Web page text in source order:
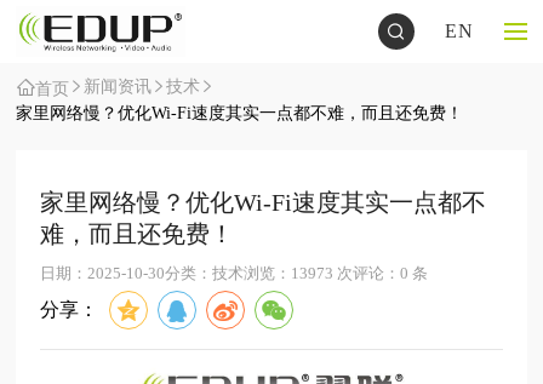
EN
首页 新闻资讯
技术
家里网络慢？优化Wi-Fi速度其实一点都不难，而且还免费！
家里网络慢？优化Wi-Fi速度其实一点都不
难，而且还免费！
日期：2025-10-30分类：技术浏览：13973 次评论：0 条
分享：